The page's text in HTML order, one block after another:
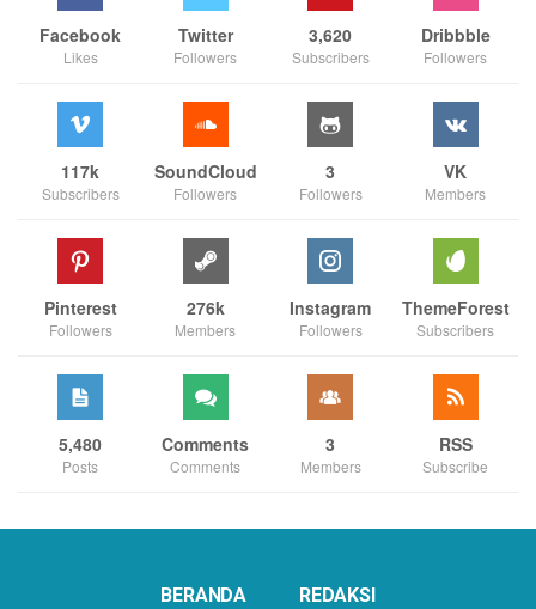
Facebook
Likes
Twitter
Followers
3,620
Subscribers
Dribbble
Followers
117k
Subscribers
SoundCloud
Followers
3
Followers
VK
Members
Pinterest
Followers
276k
Members
Instagram
Followers
ThemeForest
Subscribers
5,480
Posts
Comments
Comments
3
Members
RSS
Subscribe
BERANDA REDAKSI